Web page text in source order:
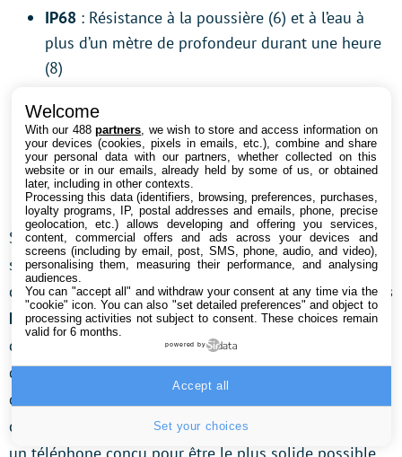
IP68 : Résistance à la poussière (6) et à l’eau à
plus d’un mètre de profondeur durant une heure
(8)
plus d’un mètre de profondeur durant une heure
mais aussi aux nettoyages à haute pression (9)
IP69K: protection contre les hautes températures
ajoutée (K)
Sur ce type de smartphone, une autre norme vient
s’ajouter :MIL-STD-810. Il s’agit en fait d’une
certification de niveau militaire utilisée parl’armée des
Etats-Unis.Elle est utilisée pour évaluer la résistance
de l’équipement aux conditions environnementales
difficiles comme les températures, les vibrations, les
chocs et l’humidité. Il existe plusieurs déclinaisons de
ces tests, mais c’est toujours un gage de qualité pour
Welcome
With our 488partners , we wish to store and access information on
your devices (cookies, pixels in emails, etc.), combine and share
your personal data with our partners, whether collected on this
website or in our emails, already held by some of us, or obtained
later, including in other contexts.
Processing this data (identifiers, browsing, preferences, purchases,
loyalty programs, IP, postal addresses and emails, phone, precise
geolocation, etc.) allows developing and offering you services,
content, commercial offers and ads across your devices and
screens (including by email, post, SMS, phone, audio, and video),
personalising them, measuring their performance, and analysing
audiences.
You can "accept all" and withdraw your consent at any time via the
"cookie" icon. You can also "set detailed preferences" and object to
processing activities not subject to consent. These choices remain
valid for 6 months.
powered by
Set your choices
Accept all